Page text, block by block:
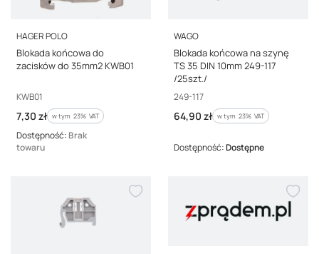
PRODUCENT
HAGER POLO
Blokada końcowa do
zacisków do 35mm2 KWB01
Kod producenta
KWB01
Cena brutto
7,30 zł w tym %s VAT
w tym 23% VAT
Dostępność: Brak
towaru
PRODUCENT
WAGO
Blokada końcowa na szynę
TS 35 DIN 10mm 249-117
/25szt./
Kod producenta
249-117
Cena brutto
64,90 zł w tym %s VAT
w tym 23% VAT
Dostępność:Dostępne